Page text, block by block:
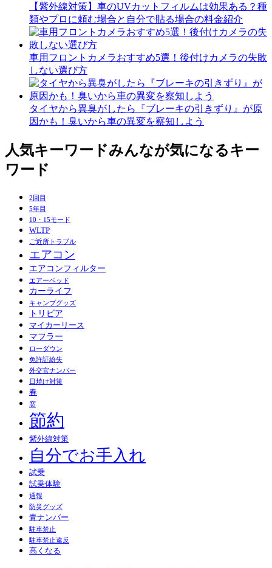
【紫外線対策】車のUVカットフィルムは効果ある？種
類やプロに頼む場合と自分で貼る場合の料金紹介
車用フロントカメラおすすめ5選！後付けカメラの失敗
しない選び方
タイヤから異臭がしたら『ブレーキの引きずり』が原
因かも！臭いから車の異変を察知しよう
人気キーワードみんなが気になるキー
ワード
2回目
5年目
10・15モード
WLTP
ご近所トラブル
エアコン
エアコンフィルター
エアーベッド
カーライフ
キャンプグッズ
トリビア
マイカーリース
マフラー
ローダウン
免許証紛失
外交官ナンバー
日焼け対策
春
窓
節約
紫外線対策
自分でお手入れ
試乗
試乗体験
通報
防災グッズ
青ナンバー
駐車禁止
駐車禁止違反
高くなる